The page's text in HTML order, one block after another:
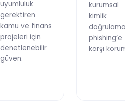
uyumluluk
gerektiren
kamu ve finans
projeleri için
denetlenebilir
güven.
kurumsal
kimlik
phishing’e
karşı